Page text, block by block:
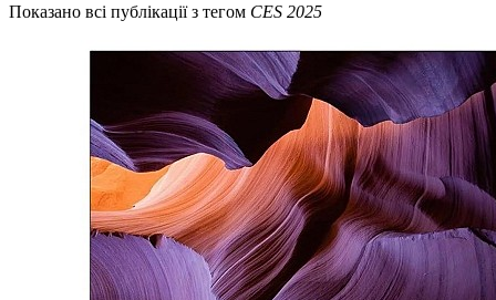
Показано всі публікації з тегом CES 2025